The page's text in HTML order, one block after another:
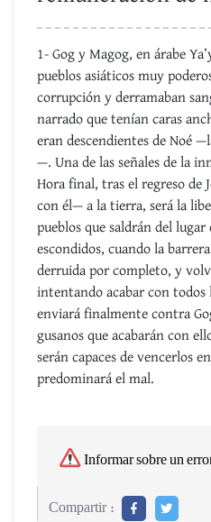
1- Gog y Magog, en árabe
pueblos asiáticos muy
corrupción y derramaban
narrado que tenían caras
eran descendientes de Noé
—. Una de las señales de la
Hora final, tras el regreso de
con él— a la tierra, será la
pueblos que saldrán del lugar
escondidos, cuando la
derruida por completo, y
intentando acabar con todos
enviará finalmente contra
gusanos que acabarán con
serán capaces de vencerlos
predominará el mal.
Informar sobre un
Compartir :